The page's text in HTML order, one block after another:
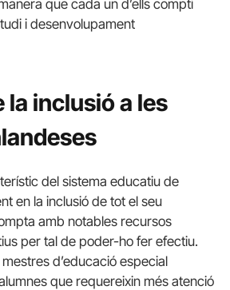
que cada un d’ells compti
i desenvolupament
la inclusió a les
del sistema educatiu de
en la inclusió de tot el seu
amb notables recursos
per tal de poder-ho fer efectiu.
d’educació especial
que requereixin més atenció